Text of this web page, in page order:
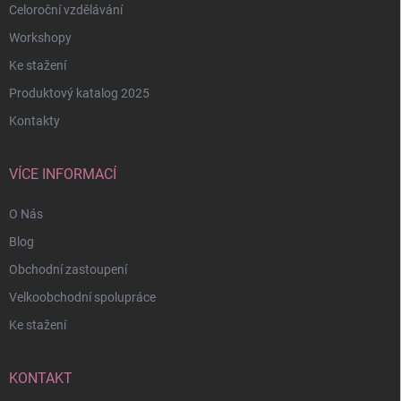
Celoroční vzdělávání
Workshopy
Ke stažení
Produktový katalog 2025
Kontakty
VÍCE INFORMACÍ
O Nás
Blog
Obchodní zastoupení
Velkoobchodní spolupráce
Ke stažení
KONTAKT